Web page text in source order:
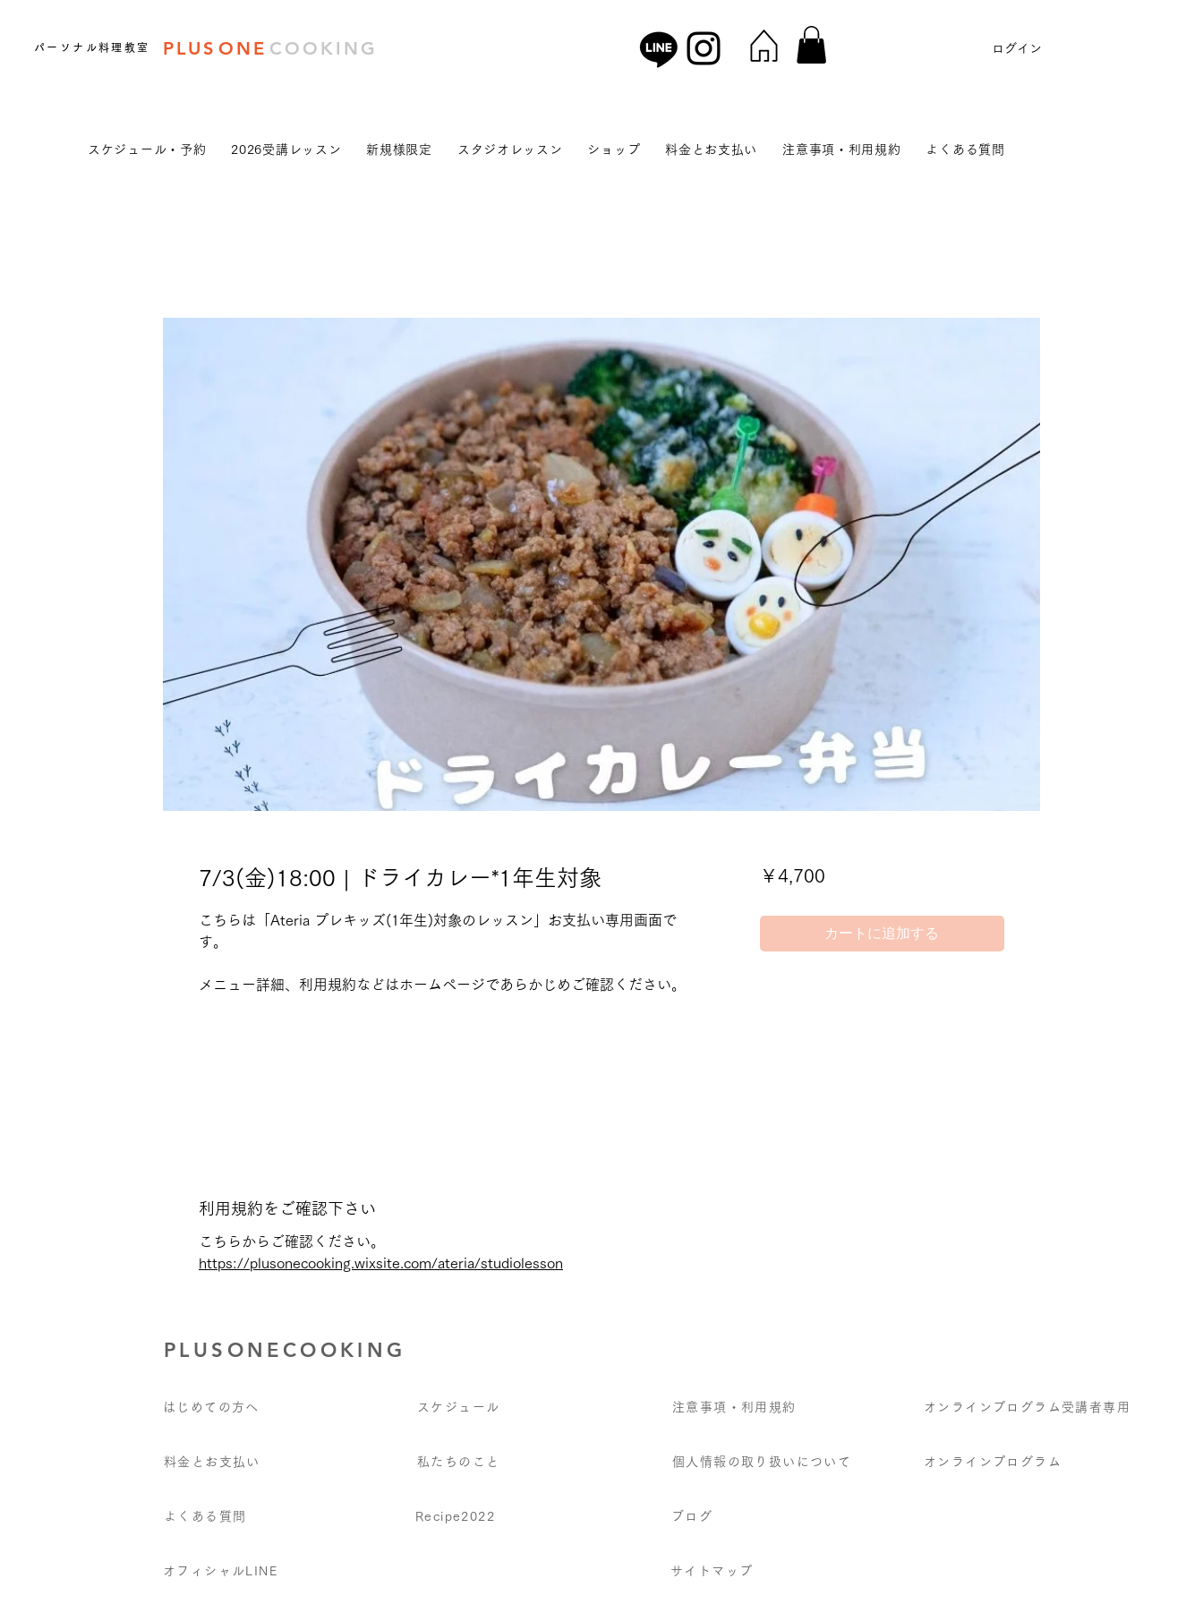
パーソナル料理教室 PLUS ONE COOKING ログイン
スケジュール・予約 2026受講レッスン 新規様限定 スタジオレッスン ショップ 料金とお支払い 注意事項・利用規約 よくある質問
7/3(金)18:00 | ドライカレー*1年生対象
こちらは「Ateria プレキッズ(1年生)対象のレッスン」お支払い専用画面で
す。
メニュー詳細、利用規約などはホームページであらかじめご確認ください。
利用規約をご確認下さい
こちらからご確認ください。
https://plusonecooking.wixsite.com/ateria/studiolesson
￥4,700価
カートに追加する
PLUSONECOOKING
はじめての方へ スケジュール 注意事項・利用規約 オンラインプログラム受講者専用
料金と​お支払い 私たちのこと 個人情報の取り扱いについて オンラインプログラム
よくある質問 Recipe2022 ブログ
オフィシャルLINE サイトマップ